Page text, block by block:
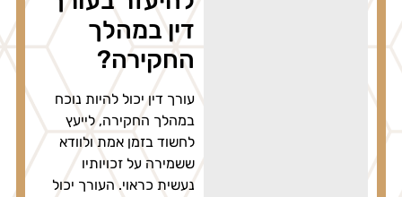
דין במהלך
החקירה?
עורך דין יכול להיות נוכח
במהלך החקירה, לייעץ
לחשוד בזמן אמת ולוודא
ששמירה על זכויותיו
נעשית כראוי. העורך יכול